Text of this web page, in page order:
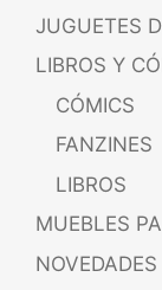
JUGUETES
LIBROS Y
CÓMICS
FANZINES
LIBROS
MUEBLES
NOVEDADES